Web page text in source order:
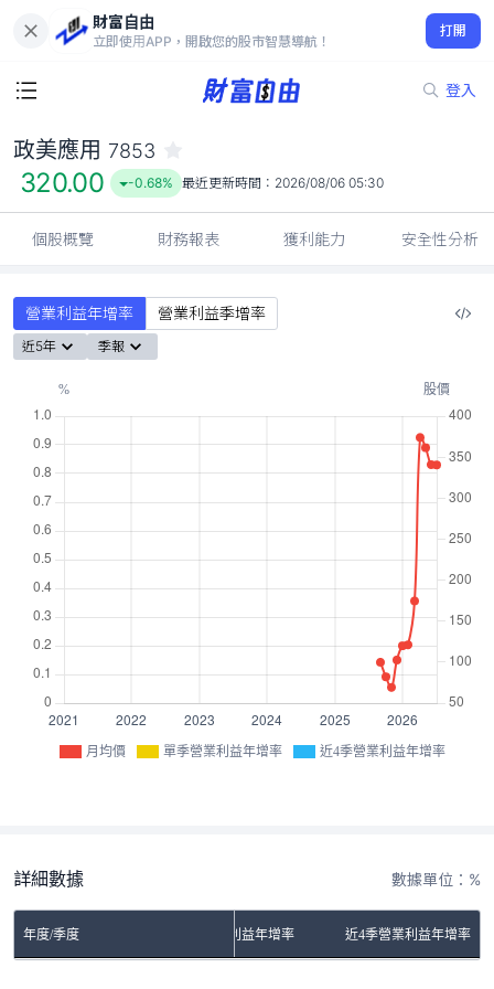
財富自由
立即使用APP，開啟您的股市智慧導航！
打開
登入
320.00
-0.68%
政美應用 7853
320.00 -0.68% 最近更新時間： 2026/08/06 05:30
個股概覽 財務報表 獲利能力 安全性分析
營業利益年增率 營業利益季增率
近5年 季報
月均價 單季營業利益年增率 近4季營業利益年增率
詳細數據 數據單位：%
年度/季度 單季營業利益年增率 近4季營業利益年增率